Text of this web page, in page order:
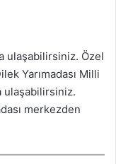
ulaşabilirsiniz. Özel
Yarımadası Milli
ulaşabilirsiniz.
merkezden